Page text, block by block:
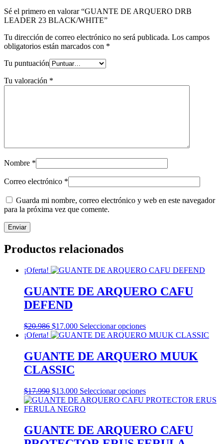
Sé el primero en valorar “GUANTE DE ARQUERO DRB
LEADER 23 BLACK/WHITE”
Tu dirección de correo electrónico no será publicada. Los campos
obligatorios están marcados con *
Tu puntuación
Tu valoración *
Nombre *
Correo electrónico *
Guarda mi nombre, correo electrónico y web en este navegador
para la próxima vez que comente.
Productos relacionados
¡Oferta!
GUANTE DE ARQUERO CAFU
DEFEND
$20.986 El
precio
era:
$20.986.
$17.000El
precio
es:
$17.000.
Seleccionar opcionesEste
producto
múltiples
variantes.
se
pueden
elegir
la
página
de
¡Oferta!
GUANTE DE ARQUERO MUUK
CLASSIC
$17.990 El
precio
original
$17.990.
$13.000El
precio
actual
$13.000.
Seleccionar opcionesEste
producto
variantes.
Las
GUANTE DE ARQUERO CAFU